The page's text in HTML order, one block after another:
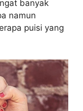
banyak
namun
puisi yang